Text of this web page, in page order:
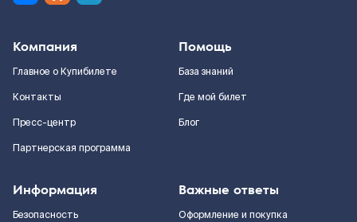
Компания
Главное о Купибилете
Контакты
Пресс-центр
Партнерская программа
Помощь
База знаний
Где мой билет
Блог
Информация
Безопасность
Важные ответы
Оформление и покупка